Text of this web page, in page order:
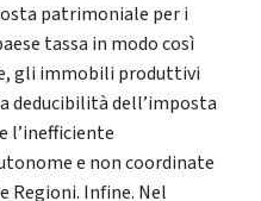
patrimoniale per i
tassa in modo così
gli immobili produttivi
deducibilità dell’imposta
l’inefficiente
e non coordinate
Regioni. Infine. Nel